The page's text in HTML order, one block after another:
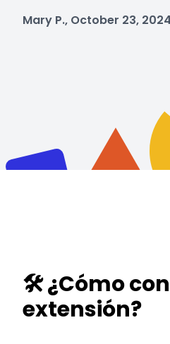
Mary P., October 23, 2024
🛠️ ¿Cómo
extensión?